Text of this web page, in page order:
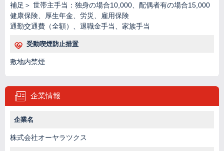
補足＞ 世帯主手当：独身の場合10,000、配偶者有の場合15,000
健康保険、厚生年金、労災、雇用保険
通勤交通費（全額）、退職金手当、家族手当
受動喫煙防止措置
敷地内禁煙
企業情報
企業名
株式会社オーヤラツクス